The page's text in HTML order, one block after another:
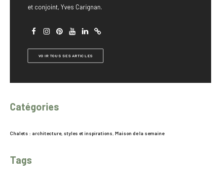
et conjoint, Yves Carignan.
VOIR TOUS SES ARTICLES
Catégories
Chalets : architecture, styles et inspirations, Maison de la semaine
Tags